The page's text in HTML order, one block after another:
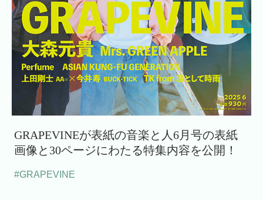
GRAPEVINEが表紙の音楽と人6月号の表紙
画像と30ページにわたる特集内容を公開！
#GRAPEVINE